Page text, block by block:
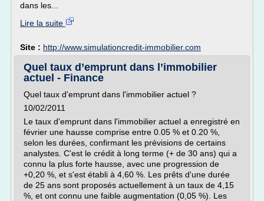
dans les...
Lire la suite
Site : http://www.simulationcredit-immobilier.com
Quel taux d’emprunt dans l’immobilier
actuel - Finance
Quel taux d'emprunt dans l'immobilier actuel ?
10/02/2011
Le taux d'emprunt dans l'immobilier actuel a enregistré en
février une hausse comprise entre 0.05 % et 0.20 %,
selon les durées, confirmant les prévisions de certains
analystes. C'est le crédit à long terme (+ de 30 ans) qui a
connu la plus forte hausse, avec une progression de
+0,20 %, et s'est établi à 4,60 %. Les prêts d'une durée
de 25 ans sont proposés actuellement à un taux de 4,15
%, et ont connu une faible augmentation (0,05 %). Les